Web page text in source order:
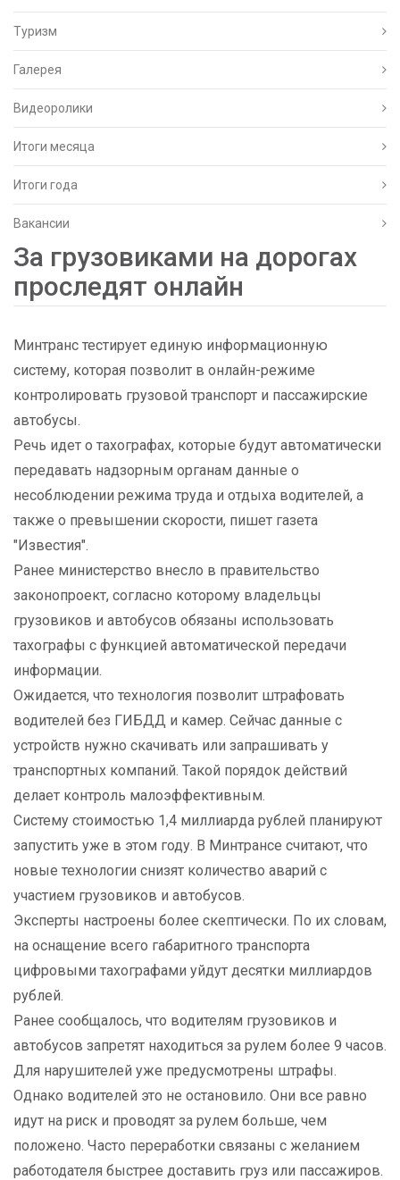
Туризм
Галерея
Видеоролики
Итоги месяца
Итоги года
Вакансии
За грузовиками на дорогах
проследят онлайн
Минтранс тестирует единую информационную
систему, которая позволит в онлайн-режиме
контролировать грузовой транспорт и пассажирские
автобусы.
Речь идет о тахографах, которые будут автоматически
передавать надзорным органам данные о
несоблюдении режима труда и отдыха водителей, а
также о превышении скорости, пишет газета
"Известия".
Ранее министерство внесло в правительство
законопроект, согласно которому владельцы
грузовиков и автобусов обязаны использовать
тахографы с функцией автоматической передачи
информации.
Ожидается, что технология позволит штрафовать
водителей без ГИБДД и камер. Сейчас данные с
устройств нужно скачивать или запрашивать у
транспортных компаний. Такой порядок действий
делает контроль малоэффективным.
Систему стоимостью 1,4 миллиарда рублей планируют
запустить уже в этом году. В Минтрансе считают, что
новые технологии снизят количество аварий с
участием грузовиков и автобусов.
Эксперты настроены более скептически. По их словам,
на оснащение всего габаритного транспорта
цифровыми тахографами уйдут десятки миллиардов
рублей.
Ранее сообщалось, что водителям грузовиков и
автобусов запретят находиться за рулем более 9 часов.
Для нарушителей уже предусмотрены штрафы.
Однако водителей это не остановило. Они все равно
идут на риск и проводят за рулем больше, чем
положено. Часто переработки связаны с желанием
работодателя быстрее доставить груз или пассажиров.